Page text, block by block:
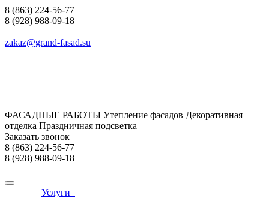
8 (863) 224-56-77
8 (928) 988-09-18
zakaz@grand-fasad.su
ФАСАДНЫЕ РАБОТЫ Утепление фасадов Декоративная
отделка Праздничная подсветка
Заказать звонок
8 (863) 224-56-77
8 (928) 988-09-18
Услуги